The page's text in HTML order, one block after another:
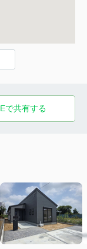
で共有する